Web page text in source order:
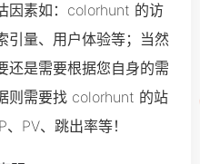
因素如：colorhunt 的访
引量、用户体验等；当然
还是需要根据您自身的需
则需要找 colorhunt 的站
PV、跳出率等！